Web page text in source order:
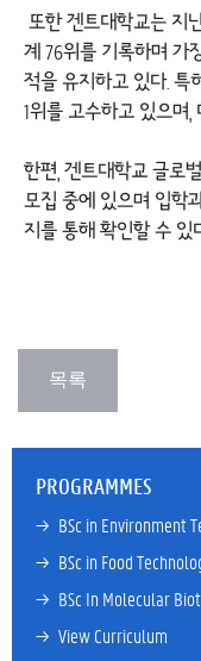
또한 겐트대학교는 지
계 76위를 기록하며 가
적을 유지하고 있다. 특
1위를 고수하고 있으며,
한편, 겐트대학교 글로
모집 중에 있으며 입학
지를 통해 확인할 수 있
PROGRAMMES
→ BSc in Environment
→ BSc in Food
→ BSc In Molecular
→ View Curriculum